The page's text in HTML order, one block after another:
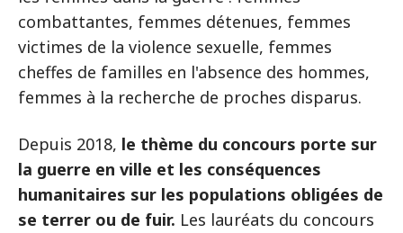
combattantes, femmes détenues, femmes
victimes de la violence sexuelle, femmes
cheffes de familles en l'absence des hommes,
femmes à la recherche de proches disparus.
Depuis 2018, le thème du concours porte sur
la guerre en ville et les conséquences
humanitaires sur les populations obligées de
se terrer ou de fuir. Les lauréats du concours